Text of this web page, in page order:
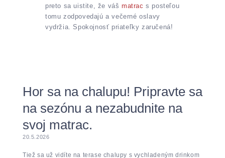
preto sa uistite, že váš matrac s posteľou
tomu zodpovedajú a večerné oslavy
vydržia. Spokojnosť priateľky zaručená!
Hor sa na chalupu! Pripravte sa
na sezónu a nezabudnite na
svoj matrac.
20.5.2026
Tiež sa už vidíte na terase chalupy s vychladeným drinkom